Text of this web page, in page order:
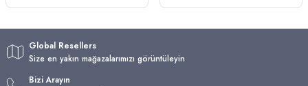
Global Resellers
Size en yakın mağazalarımızı görüntüleyin
Bizi Arayın